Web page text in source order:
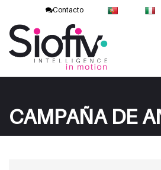
Contacto
CAMPAÑA DE